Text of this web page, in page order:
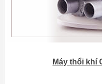
Máy thổi khí